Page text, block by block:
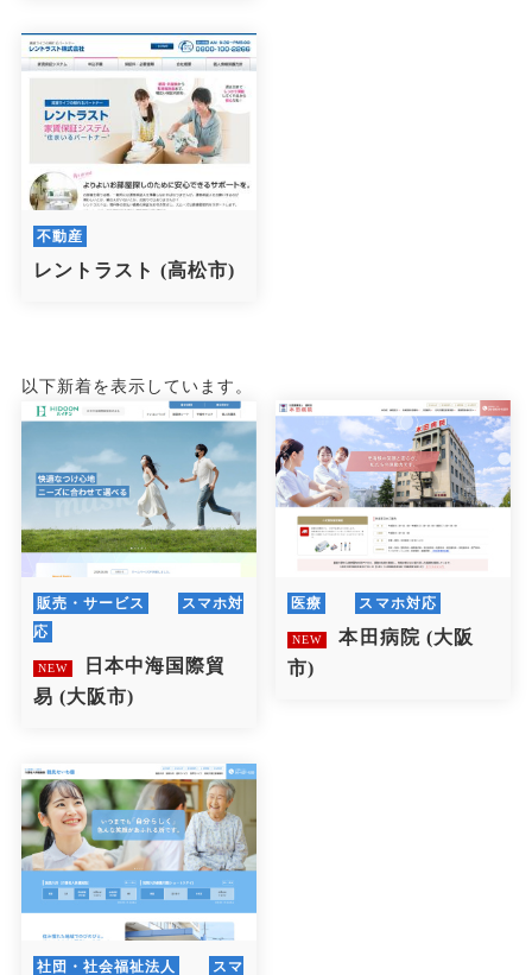
不動産
レントラスト(高松市)
以下新着を表示しています。
販売・サービス
スマホ対
応
NEW
日本中海国際貿
易 (大阪市)
医療 スマホ対応
NEW 本田病院 (大阪
市)
社団・社会福祉法人
スマ